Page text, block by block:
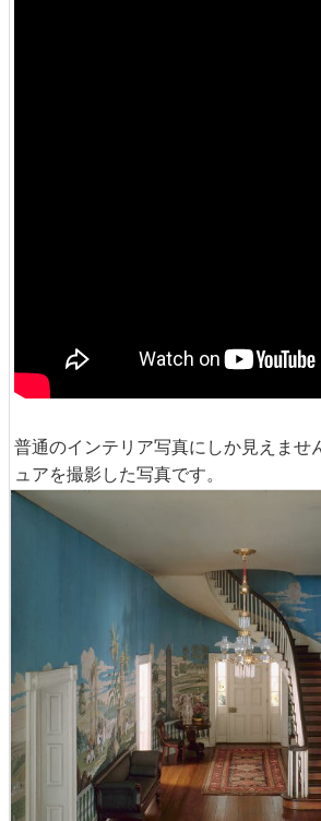
普通のインテリア写真にしか見えませ
ュアを撮影した写真です。